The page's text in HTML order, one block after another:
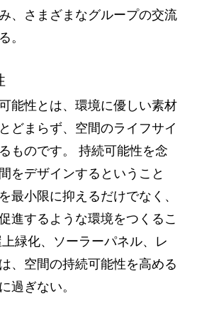
、さまざまなグループの交流
。
能性とは、環境に優しい素材
どまらず、空間のライフサイ
ものです。 持続可能性を念
をデザインするということ
最小限に抑えるだけでなく、
進するような環境をつくるこ
緑化、ソーラーパネル、レ
、空間の持続可能性を高める
過ぎない。